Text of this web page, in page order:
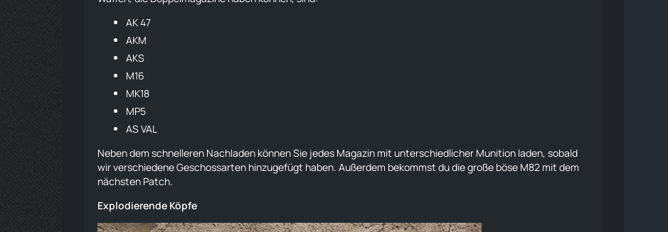
AK 47
AKM
AKS
M16
MK18
MP5
AS VAL
Neben dem schnelleren Nachladen können Sie jedes Magazin mit unterschiedlicher Munition laden, sobald
wir verschiedene Geschossarten hinzugefügt haben. Außerdem bekommst du die große böse M82 mit dem
nächsten Patch.
Explodierende Köpfe